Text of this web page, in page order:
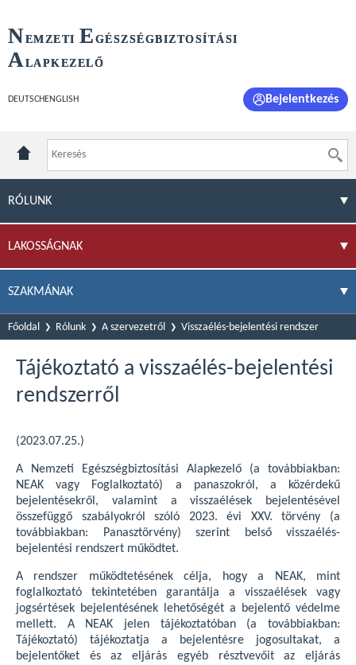
NEMZETI E GÉSZSÉGBIZTOSÍTÁSI
ALAPKEZELŐ
DEUTSCH ENGLISH Bejelentkezés
RÓLUNK
LAKOSSÁGNAK
SZAKMÁNAK
Főoldal Rólunk A szervezetről Visszaélés-bejelentési rendszer
Tájékoztató a visszaélés-bejelentési
rendszerről
(2023.07.25.)
A Nemzeti Egészségbiztosítási Alapkezelő (a továbbiakban:
NEAK vagy Foglalkoztató) a panaszokról, a közérdekű
bejelentésekről, valamint a visszaélések bejelentésével
összefüggő szabályokról szóló 2023. évi XXV. törvény (a
továbbiakban: Panasztörvény) szerint belső visszaélés-
bejelentési rendszert működtet.
A rendszer működtetésének célja, hogy a NEAK, mint
foglalkoztató tekintetében garantálja a visszaélések vagy
jogsértések bejelentésének lehetőségét a bejelentő védelme
mellett. A NEAK jelen tájékoztatóban (a továbbiakban:
Tájékoztató) tájékoztatja a bejelentésre jogosultakat, a
bejelentőket és az eljárás egyéb résztvevőit az eljárás